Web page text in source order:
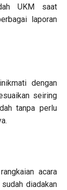
UKM saat
laporan
dengan
seiring
tanpa perlu
acara
diadakan